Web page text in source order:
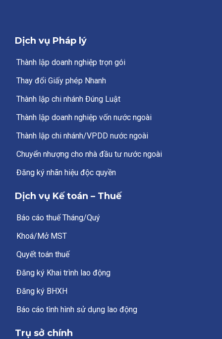
Dịch vụ Pháp lý
Thành lập doanh nghiệp trọn gói
Thay đổi Giấy phép Nhanh
Thành lập chi nhánh Đúng Luật
Thành lập doanh nghiệp vốn nước ngoài
Thành lập chi nhánh/VPDD nước ngoài
Chuyển nhượng cho nhà đầu tư nước ngoài
Đăng ký nhãn hiệu độc quyền
Dịch vụ Kế toán – Thuế
Báo cáo thuế Tháng/Quý
Khoá/Mở MST
Quyết toán thuế
Đăng ký Khai trình lao động
Đăng ký BHXH
Báo cáo tình hình sử dụng lao động
Trụ sở chính